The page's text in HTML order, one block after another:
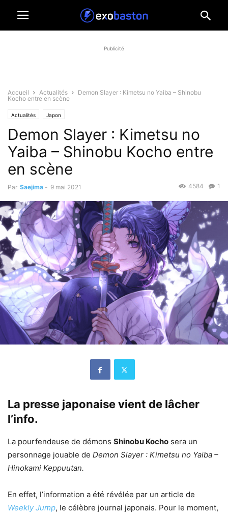
Publicité
Accueil Actualités
Demon Slayer : Kimetsu no Yaiba – Shinobu
Kocho entre en scène
Actualités Japon
Demon Slayer : Kimetsu no
Yaiba – Shinobu Kocho entre
en scène
Par Saejima - 9 mai 2021 1
4584
La presse japonaise vient de lâcher
l’info.
La pourfendeuse de démons Shinobu Kocho sera un
personnage jouable de Demon Slayer : Kimetsu no Yaiba –
Hinokami Keppuutan.
En effet, l’information a été révélée par un article de
Weekly Jump, le célèbre journal japonais. Pour le moment,